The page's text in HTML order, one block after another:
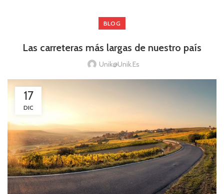
BLOG
Las carreteras más largas de nuestro país
Unik@unik.es
17
DIC